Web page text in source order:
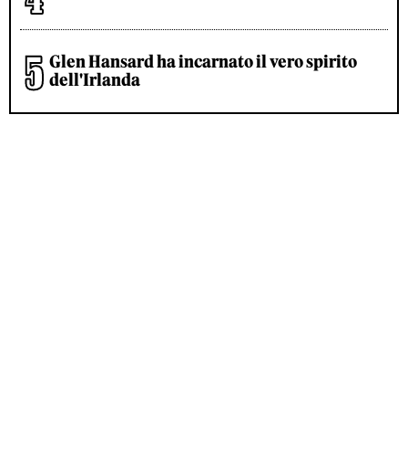
Glen Hansard ha incarnato il vero spirito
dell'Irlanda